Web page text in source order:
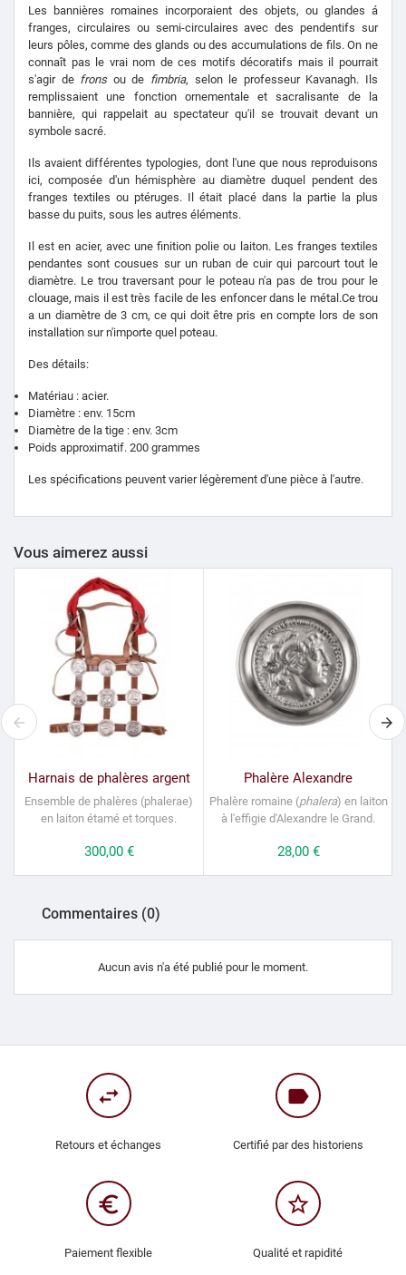
Les bannières romaines incorporaient des objets, ou glandes á
franges, circulaires ou semi-circulaires avec des pendentifs sur
leurs pôles, comme des glands ou des accumulations de fils. On ne
connaît pas le vrai nom de ces motifs décoratifs mais il pourrait
s'agir de fronsou de fimbria, selon le professeur Kavanagh. Ils
remplissaient une fonction ornementale et sacralisante de la
bannière, qui rappelait au spectateur qu'il se trouvait devant un
symbole sacré.
Ils avaient différentes typologies, dont l'une que nous reproduisons
ici, composée d'un hémisphère au diamètre duquel pendent des
franges textiles ou ptéruges. Il était placé dans la partie la plus
basse du puits, sous les autres éléments.
Il est en acier, avec une finition polie ou laiton. Les franges textiles
pendantes sont cousues sur un ruban de cuir qui parcourt tout le
diamètre. Le trou traversant pour le poteau n'a pas de trou pour le
clouage, mais il est très facile de les enfoncer dans le métal.Ce trou
a un diamètre de 3 cm, ce qui doit être pris en compte lors de son
installation sur n'importe quel poteau.
Des détails:
Matériau : acier.
Diamètre : env. 15cm
Diamètre de la tige : env. 3cm
Poids approximatif. 200 grammes
Les spécifications peuvent varier légèrement d'une pièce à l'autre.
Vous aimerez aussi
Harnais de phalères argent
Ensemble de phalères (phalerae)
en laiton étamé et torques.
Prix
300,00 €
Phalère Alexandre
Phalère romaine (phalera) en laiton
à l'effigie d'Alexandre le Grand.
Prix
28,00 €
Commentaires (0)
Aucun avis n'a été publié pour le moment.
swap_horiz
Retours et échanges
label
Certifié par des historiens
euro_symbol
Paiement flexible
star_border
Qualité et rapidité